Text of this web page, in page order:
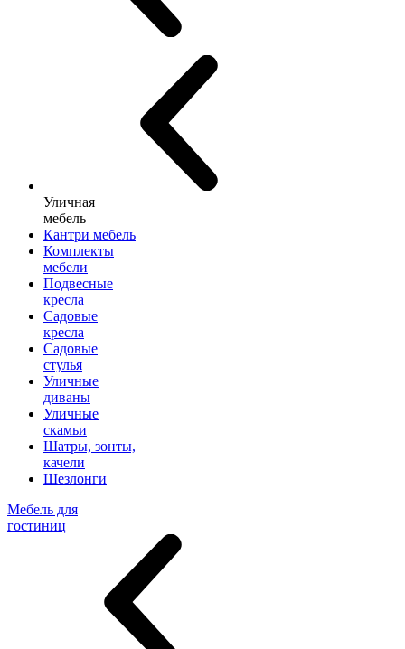
Уличная
мебель
Кантри мебель
Комплекты
мебели
Подвесные
кресла
Садовые
кресла
Садовые
стулья
Уличные
диваны
Уличные
скамьи
Шатры, зонты,
качели
Шезлонги
Мебель для
гостиниц